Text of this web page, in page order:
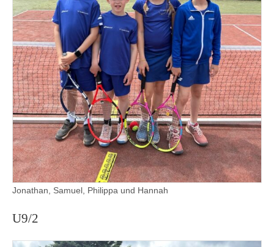
Jonathan, Samuel, Philippa und Hannah
U9/2